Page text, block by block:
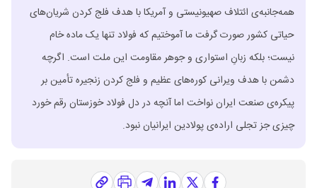
همه‌جانبه‌ی ائتلاف صهیونیستی و آمریکا با هدف فلج کردن شریان‌های
حیاتی کشور صورت گرفت ما آموختیم که فولاد تنها یک ماده خام
نیست؛ بلکه زبانِ استواری و جوهر مقاومت این ملت است. اگرچه
دشمن با هدف ویرانی کوره‌های عظیم و فلج کردن زنجیره تأمین بر
پیکره‌ی صنعت ایران نواخت اما آنچه در دل فولاد خوزستان رقم خورد
چیزی جز تجلی اراده‌ی پولادین ایرانیان نبود.